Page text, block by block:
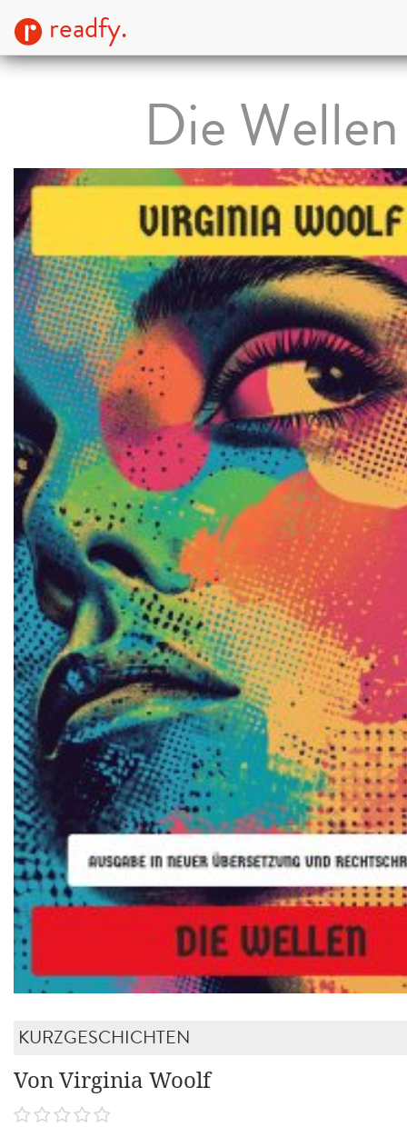
readfy.
Die Wellen
KURZGESCHICHTEN
Von Virginia Woolf